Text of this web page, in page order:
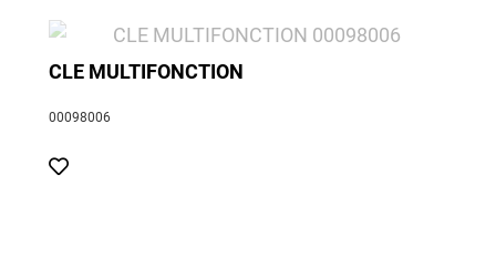
CLE MULTIFONCTION
00098006